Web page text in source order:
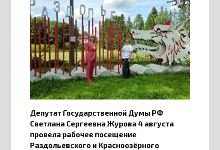
Депутат Государственной Думы РФ
Светлана Сергеевна Журова 4 августа
провела рабочее посещение
Раздольевского и Красноозёрного